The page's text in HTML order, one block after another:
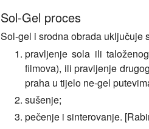
Sol-Gel proces
Sol-gel i srodna obrada uključuje
pravljenje sola ili
filmova), ili pravljenje
praha u tijelo ne-gel
sušenje;
pečenje i sinterovanje.